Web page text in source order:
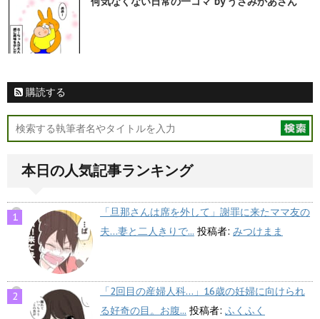
購読する
本日の人気記事ランキング
「旦那さんは席を外して」謝罪に来たママ友の
夫…妻と二人きりで... 投稿者: みつけまま
「2回目の産婦人科…」16歳の妊婦に向けられ
る好奇の目。お腹... 投稿者: ふくふく